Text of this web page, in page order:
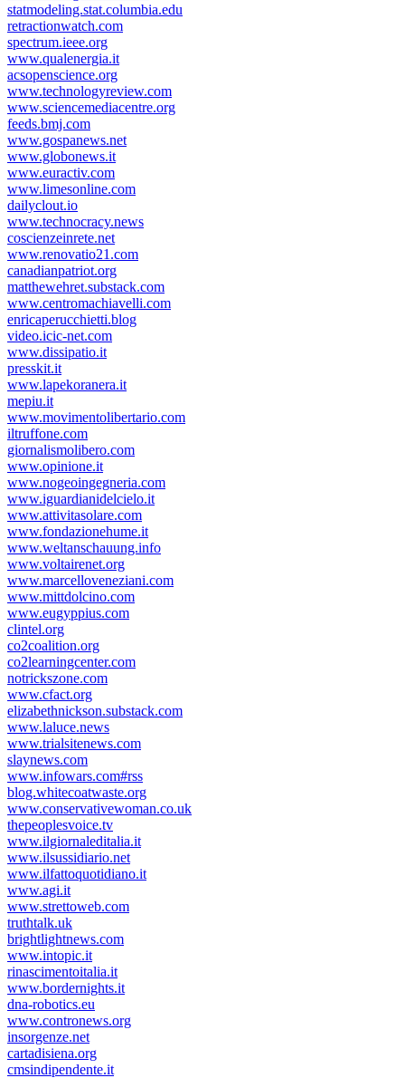
statmodeling.stat.columbia.edu
retractionwatch.com
spectrum.ieee.org
www.qualenergia.it
acsopenscience.org
www.technologyreview.com
www.sciencemediacentre.org
feeds.bmj.com
www.gospanews.net
www.globonews.it
www.euractiv.com
www.limesonline.com
dailyclout.io
www.technocracy.news
coscienzeinrete.net
www.renovatio21.com
canadianpatriot.org
matthewehret.substack.com
www.centromachiavelli.com
enricaperucchietti.blog
video.icic-net.com
www.dissipatio.it
presskit.it
www.lapekoranera.it
mepiu.it
www.movimentolibertario.com
iltruffone.com
giornalismolibero.com
www.opinione.it
www.nogeoingegneria.com
www.iguardianidelcielo.it
www.attivitasolare.com
www.fondazionehume.it
www.weltanschauung.info
www.voltairenet.org
www.marcelloveneziani.com
www.mittdolcino.com
www.eugyppius.com
clintel.org
co2coalition.org
co2learningcenter.com
notrickszone.com
www.cfact.org
elizabethnickson.substack.com
www.laluce.news
www.trialsitenews.com
slaynews.com
www.infowars.com#rss
blog.whitecoatwaste.org
www.conservativewoman.co.uk
thepeoplesvoice.tv
www.ilgiornaleditalia.it
www.ilsussidiario.net
www.ilfattoquotidiano.it
www.agi.it
www.strettoweb.com
truthtalk.uk
brightlightnews.com
www.intopic.it
rinascimentoitalia.it
www.bordernights.it
dna-robotics.eu
www.contronews.org
insorgenze.net
cartadisiena.org
cmsindipendente.it